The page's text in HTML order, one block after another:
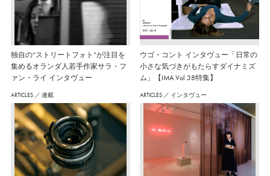
独自の“ストリートフォト”が注目を
集めるオランダ人若手作家サラ・フ
ァン・ライ インタヴュー
ウゴ・コント インタヴュー「日常の
小さな気づきがもたらすダイナミズ
ム」【IMA Vol.38特集】
ARTICLES ／ 連載 ARTICLES ／ インタヴュー